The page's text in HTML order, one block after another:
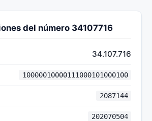
del número 34107716
34.107.716
10000010000111000101000100
2087144
202070504